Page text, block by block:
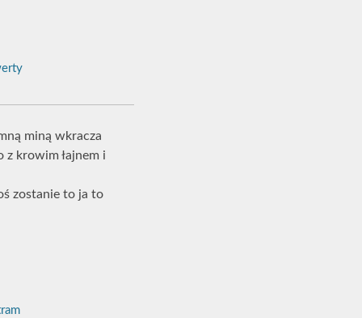
miną wkracza
z krowim łajnem i
zostanie to ja to